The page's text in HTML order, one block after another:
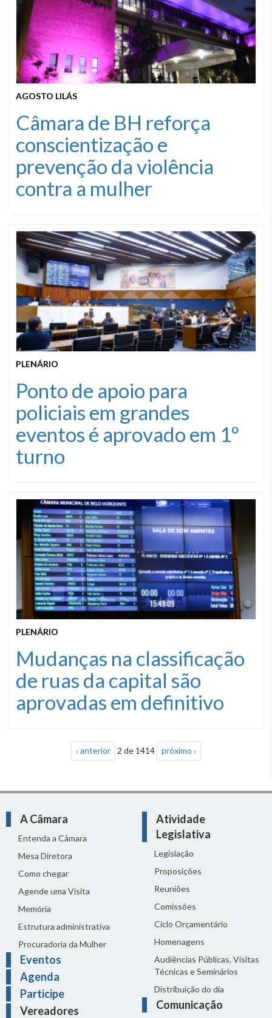
AGOSTO LILÁS
Câmara de BH reforça
conscientização e
prevenção da violência
contra a mulher
PLENÁRIO
Ponto de apoio para
policiais em grandes
eventos é aprovado em 1º
turno
PLENÁRIO
Mudanças na classificação
de ruas da capital são
aprovadas em definitivo
‹ anterior 2 de 1414 próximo ›
A Câmara
Entenda a Câmara
Mesa Diretora
Como chegar
Agende uma Visita
Memória
Estrutura administrativa
Procuradoria da Mulher
Eventos
Agenda
Participe
Vereadores
Atividade
Legislativa
Legislação
Proposições
Reuniões
Comissões
Ciclo Orçamentário
Homenagens
Audiências Públicas, Visitas
Técnicas e Seminários
Distribuição do dia
Comunicação